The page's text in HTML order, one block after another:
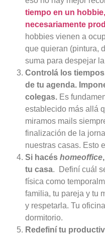
tiempo en un
necesariamente
hobbies vienen a
que quieran (pintura,
suma para despejar la
Controlá los
de tu agenda.
colegas. Es
establecido más allá
miramos mails
finalización de la
nuestras casas. Esto
Si hacés homeoffice,
tu casa. Definí cuál
física como
familia, tu pareja y tu
y respetarla. Tu
dormitorio.
Redefiní tu